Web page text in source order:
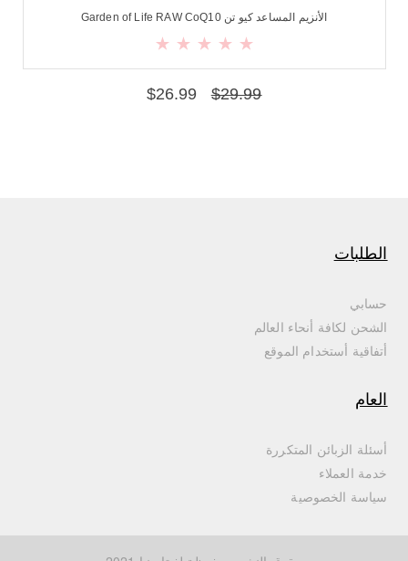
الأنزيم المساعد كيو تن Garden of Life RAW CoQ10
$29.99
$26.99
الطلبات
حسابي
الشحن لكافة أنحاء العالم
أتفاقية أستخدام الموقع
العام
أسئلة الزبائن المتكررة
خدمة العملاء
سياسة الخصوصية